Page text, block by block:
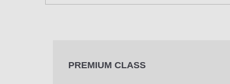
Aucun temps spécifié
PREMIUM CLASS